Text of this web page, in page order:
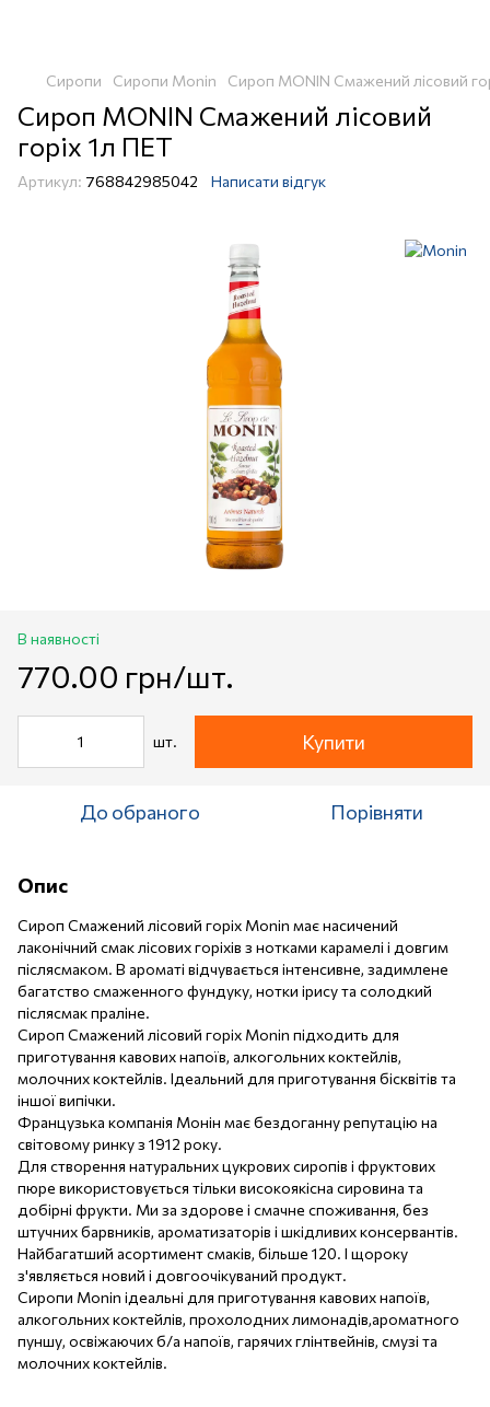
Сиропи Сиропи Monin Сироп MONIN Смажений лісовий
Сироп MONIN Смажений лісовий
горіх 1л ПЕТ
Артикул: 768842985042 Написати відгук
В наявності
770.00 грн/шт.
шт. Купити
До обраного Порівняти
Опис
Сироп Смажений лісовий горіх Monin має насичений
лаконічний смак лісових горіхів з нотками карамелі і довгим
післясмаком. В ароматі відчувається інтенсивне, задимлене
багатство смаженного фундуку, нотки ірису та солодкий
післясмак праліне.
Сироп Смажений лісовий горіх Monin підходить для
приготування кавових напоїв, алкогольних коктейлів,
молочних коктейлів. Ідеальний для приготування бісквітів та
іншої випічки.
Французька компанія Монін має бездоганну репутацію на
світовому ринку з 1912 року.
Для створення натуральних цукрових сиропів і фруктових
пюре використовується тільки високоякісна сировина та
добірні фрукти. Ми за здорове і смачне споживання, без
штучних барвників, ароматизаторів і шкідливих консервантів.
Найбагатший асортимент смаків, більше 120. І щороку
з'являється новий і довгоочікуваний продукт.
Сиропи Monin ідеальні для приготування кавових напоїв,
алкогольних коктейлів, прохолодних лимонадів,ароматного
пуншу, освіжаючих б/а напоїв, гарячих глінтвейнів, смузі та
молочних коктейлів.